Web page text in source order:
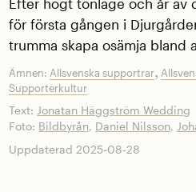
Efter högt tonläge och år av
för första gången i
trumma skapa osämja bland
Ämnen:Allsvenska supportrar,
Supporterkultur
Text: Jonatan Häggström Wedding
Foto: Bildbyrån, Daniel Nilsson,
Uppdaterad 2025-08-28